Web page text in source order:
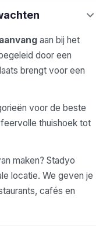
aan bij het
door een
brengt voor een
voor de beste
thuishoek tot
maken? Stadyo
locatie. We geven je
cafés en